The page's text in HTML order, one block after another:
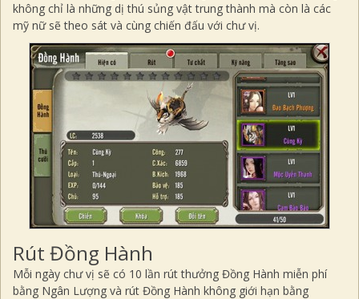
không chỉ là những dị thú sủng vật trung thành mà còn là các
mỹ nữ sẽ theo sát và cùng chiến đấu với chư vị.
Rút Đồng Hành
Mỗi ngày chư vị sẽ có 10 lần rút thưởng Đồng Hành miễn phí
bằng Ngân Lượng và rút Đồng Hành không giới hạn bằng